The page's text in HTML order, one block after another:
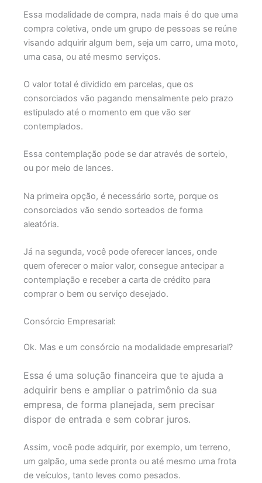
Essa modalidade de compra, nada mais é do que uma
compra coletiva, onde um grupo de pessoas se reúne
visando adquirir algum bem, seja um carro, uma moto,
uma casa, ou até mesmo serviços.
O valor total é dividido em parcelas, que os
consorciados vão pagando mensalmente pelo prazo
estipulado até o momento em que vão ser
contemplados.
Essa contemplação pode se dar através de sorteio,
ou por meio de lances.
Na primeira opção, é necessário sorte, porque os
consorciados vão sendo sorteados de forma
aleatória.
Já na segunda, você pode oferecer lances, onde
quem oferecer o maior valor, consegue antecipar a
contemplação e receber a carta de crédito para
comprar o bem ou serviço desejado.
Consórcio Empresarial:
Ok. Mas e um consórcio na modalidade empresarial?
Essa é uma solução financeira que te ajuda a
adquirir bens e ampliar o patrimônio da sua
empresa, de forma planejada, sem precisar
dispor de entrada e sem cobrar juros.
Assim, você pode adquirir, por exemplo, um terreno,
um galpão, uma sede pronta ou até mesmo uma frota
de veículos, tanto leves como pesados.